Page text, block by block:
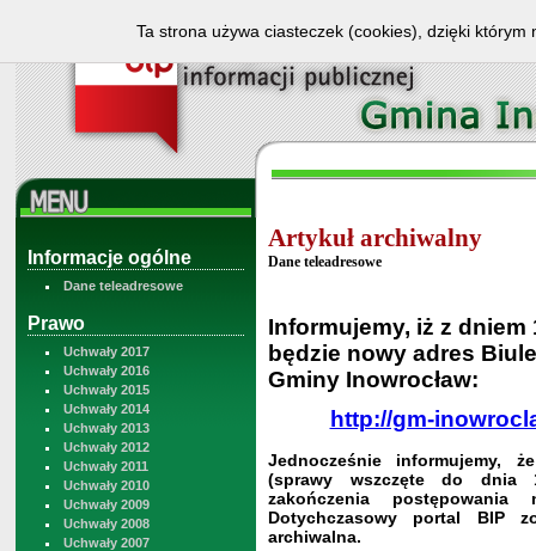
Informacje ogólne
Dane teleadresowe
Prawo
Uchwały 2017
Uchwały 2016
Uchwały 2015
Uchwały 2014
Uchwały 2013
Uchwały 2012
Uchwały 2011
Uchwały 2010
Uchwały 2009
Uchwały 2008
Uchwały 2007
Artykuł archiwalny
Dane teleadresowe
Informujemy, iż z dniem
będzie nowy adres
Gminy Inowrocław:
http://gm-
Jednocześnie informujemy,
(sprawy wszczęte do dnia
zakończenia
Dotychczasowy portal BIP
archiwalna.
Ta strona używa ciasteczek (cookies), dzięki którym